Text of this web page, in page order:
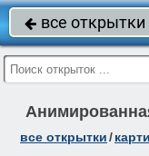
 все открытки
все открытки/